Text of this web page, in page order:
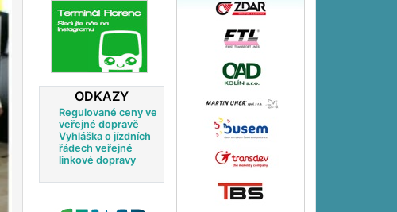
ODKAZY
Regulované ceny ve
veřejné dopravě
Vyhláška o jízdních
řádech veřejné
linkové dopravy